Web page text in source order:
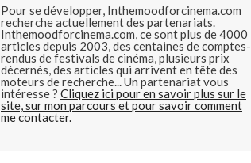
Pour se développer, Inthemoodforcinema.com
recherche actuellement des partenariats.
Inthemoodforcinema.com, ce sont plus de 4000
articles depuis 2003, des centaines de comptes-
rendus de festivals de cinéma, plusieurs prix
décernés, des articles qui arrivent en tête des
moteurs de recherche... Un partenariat vous
intéresse ? Cliquez ici pour en savoir plus sur le
site, sur mon parcours et pour savoir comment
me contacter.